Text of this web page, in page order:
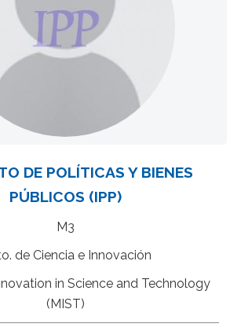
DE POLÍTICAS Y BIENES
PÚBLICOS (IPP)
M3
de Ciencia e Innovación
in Science and Technology
(MIST)